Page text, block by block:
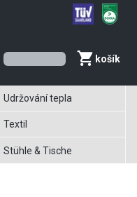
košík
Udržování tepla
Textil
Stühle & Tische